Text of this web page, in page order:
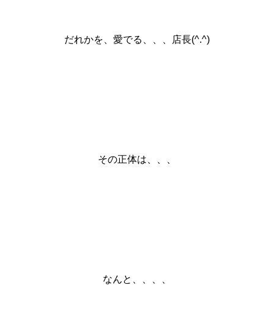
だれかを、愛でる、、、店長(^.^)
その正体は、、、
なんと、、、、